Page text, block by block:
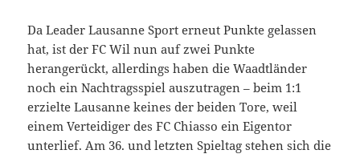
Da Leader Lausanne Sport erneut Punkte gelassen
hat, ist der FC Wil nun auf zwei Punkte
herangerückt, allerdings haben die Waadtländer
noch ein Nachtragsspiel auszutragen – beim 1:1
erzielte Lausanne keines der beiden Tore, weil
einem Verteidiger des FC Chiasso ein Eigentor
unterlief. Am 36. und letzten Spieltag stehen sich die